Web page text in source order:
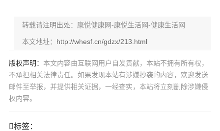
转载请注明出处：康悦健康网-康悦生活网-健康生活网
本文地址： http://whesf.cn/gdzx/213.html
版权声明： 本文内容由互联网用户自发贡献，本站不拥有所有权，
不承担相关法律责任。如果发现本站有涉嫌抄袭的内容，欢迎发送
邮件至举报，并提供相关证据，一经查实，本站将立刻删除涉嫌侵
权内容。
标签：